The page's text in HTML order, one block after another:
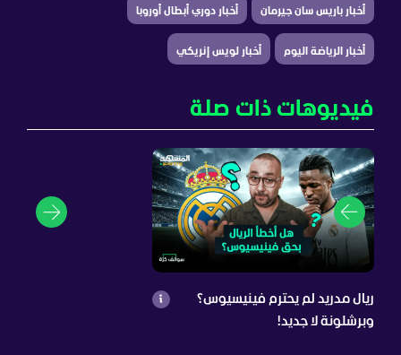
أخبار باريس سان جيرمان أخبار دوري أبطال أوروبا
أخبار الرياضة اليوم أخبار لويس إنريكي
فيديوهات ذات صلة
ريال مدريد لم يحترم فينيسيوس؟
وبرشلونة لا جديد!